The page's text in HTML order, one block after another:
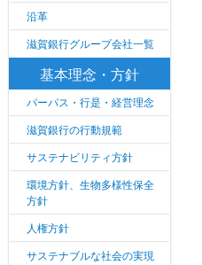
沿革
滋賀銀行グループ会社一覧
基本理念・方針
パーパス・行是・経営理念
滋賀銀行の行動規範
サステナビリティ方針
環境方針、生物多様性保全
方針
人権方針
サステナブルな社会の実現